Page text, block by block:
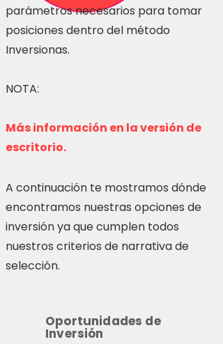
parámetros necesarios para tomar
posiciones dentro del método
Inversionas.
NOTA:
Más información en la versión de
escritorio.
A continuación te mostramos dónde
encontramos nuestras opciones de
inversión ya que cumplen todos
nuestros criterios de narrativa de
selección.
Oportunidades de
Inversión